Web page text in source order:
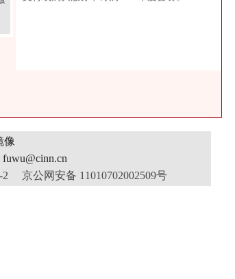
像
2 京公网安备 11010702002509号